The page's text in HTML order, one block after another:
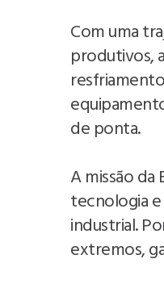
Com uma
produtivos, a
de ponta.
A missão
tecnologia
industrial.
extremos,